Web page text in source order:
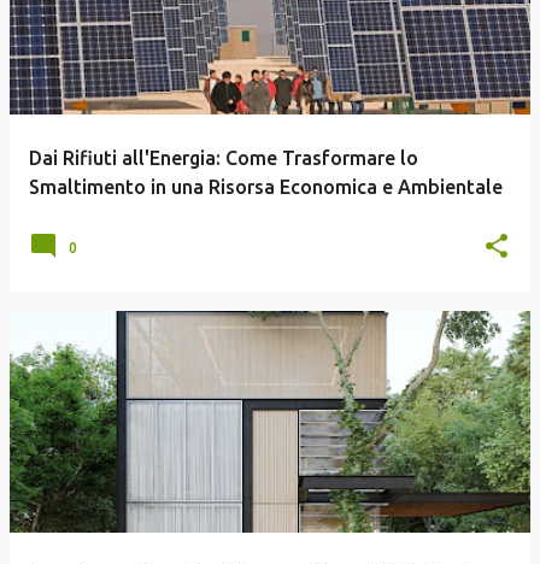
Dai Rifiuti all'Energia: Come Trasformare lo
Smaltimento in una Risorsa Economica e Ambientale
0